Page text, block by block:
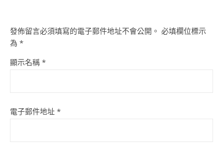
發佈留言必須填寫的電子郵件地址不會公開。 必填欄位標示
為 *
顯示名稱 *
電子郵件地址 *